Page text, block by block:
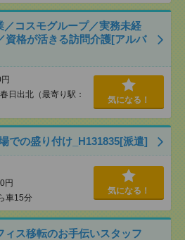
／コスモグループ／実務未経
資格が活きる訪問介護[アルバ
日出北（最寄り駅：
気になる！
での盛り付け_H131835[派遣]
円
車15分
気になる！
ィス移転のお手伝いスタッフ